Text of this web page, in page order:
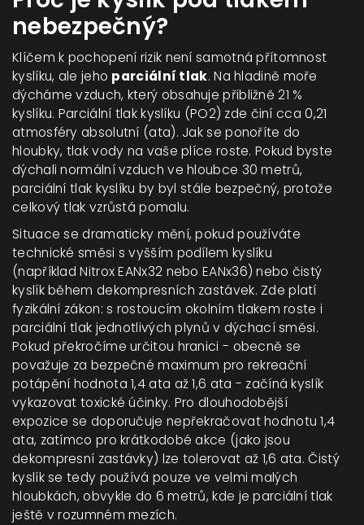
nebezpečný?
Klíčem k pochopení rizik není samotná přítomnost
kyslíku, ale jeho parciální tlak. Na hladině moře
dýcháme vzduch, který obsahuje přibližně 21 %
kyslíku. Parciální tlak kyslíku (PO2) zde činí cca 0,21
atmosféry absolutní (ata). Jak se ponoříte do
hloubky, tlak vody na vaše plíce roste. Pokud byste
dýchali normální vzduch ve hloubce 30 metrů,
parciální tlak kyslíku by byl stále bezpečný, protože
celkový tlak vzrůstá pomalu.
Situace se dramaticky mění, pokud používáte
technické směsi s vyšším podílem kyslíku
(například Nitrox EANx32 nebo EANx36) nebo čistý
kyslík během dekompresních zastávek. Zde platí
fyzikální zákon: s rostoucím okolním tlakem roste i
parciální tlak jednotlivých plynů v dýchací směsi.
Pokud překročíme určitou hranici - obecně se
považuje za bezpečné maximum pro rekreační
potápění hodnota 1,4 ata až 1,6 ata - začíná kyslík
vykazovat toxické účinky. Pro dlouhodobější
expozice se doporučuje nepřekračovat hodnotu 1,4
ata, zatímco pro krátkodobé akce (jako jsou
dekompresní zastávky) lze tolerovat až 1,6 ata. Čistý
kyslík se tedy používá pouze ve velmi malých
hloubkách, obvykle do 6 metrů, kde je parciální tlak
ještě v rozumném mezích.